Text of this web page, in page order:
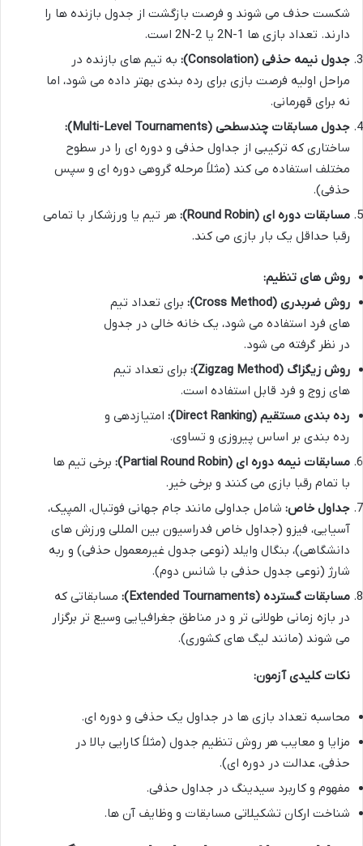
شکست حذف می شوند و فرصت بازگشت از جدول بازنده ها را
دارند. تعداد بازی ها 2N-1 یا 2N-2 است.
جدول نیمه حذفی (Consolation):
به تیم های بازنده در
مراحل اولیه فرصت بازی برای رده بندی بهتر داده می شود، اما
نه برای قهرمانی.
جدول مسابقات چندسطحی (Multi-Level Tournaments):
ساختاری که ترکیبی از جداول حذفی و دوره ای را در سطوح
مختلف استفاده می کند (مثلاً مرحله گروهی دوره ای و سپس
حذفی).
مسابقات دوره ای (Round Robin):
هر تیم یا ورزشکار با تمامی
رقبا حداقل یک بار بازی می کند.
روش های تنظیم:
روش ضربدری (Cross Method):
برای تعداد تیم
های فرد استفاده می شود، یک خانه خالی در جدول
در نظر گرفته می شود.
روش زیگزاگ (Zigzag Method):
برای تعداد تیم
های زوج و فرد قابل استفاده است.
رده بندی مستقیم (Direct Ranking):
امتیازدهی و
رده بندی بر اساس پیروزی و تساوی.
مسابقات نیمه دوره ای (Partial Round Robin):
برخی تیم ها
با تمام رقبا بازی می کنند و برخی خیر.
جداول خاص: شامل جداولی مانند جام جهانی فوتبال، المپیک،
آسیایی، فیزو (جداول خاص فدراسیون بین المللی ورزش های
دانشگاهی)، بنگال وایلد (نوعی جدول غیرمعمول حذفی) و ربه
شارژ (نوعی جدول حذفی با شانس دوم).
مسابقات گسترده (Extended Tournaments):
مسابقاتی که
در بازه زمانی طولانی تر و در مناطق جغرافیایی وسیع تر برگزار
می شوند (مانند لیگ های کشوری).
نکات کلیدی آزمون:
محاسبه تعداد بازی ها در جداول یک حذفی و دوره ای.
مزایا و معایب هر روش تنظیم جدول (مثلاً کارایی بالا در
حذفی، عدالت در دوره ای).
مفهوم و کاربرد سیدینگ در جداول حذفی.
شناخت ارکان تشکیلاتی مسابقات و وظایف آن ها.